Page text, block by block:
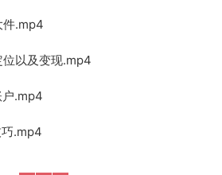
件.mp4
以及变现.mp4
户.mp4
.mp4